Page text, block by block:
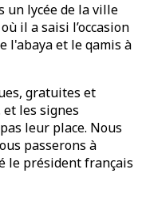
un lycée de la ville
il a saisi l’occasion
l'abaya et le qamis à
gratuites et
les signes
leur place. Nous
passerons à
le président français